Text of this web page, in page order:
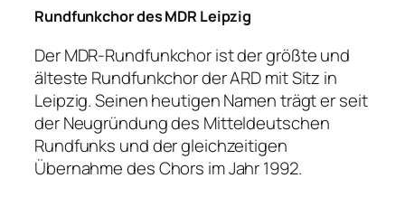
Rundfunkchor des MDR Leipzig
Der MDR-Rundfunkchor ist der größte und
älteste Rundfunkchor der ARD mit Sitz in
Leipzig. Seinen heutigen Namen trägt er seit
der Neugründung des Mitteldeutschen
Rundfunks und der gleichzeitigen
Übernahme des Chors im Jahr 1992.